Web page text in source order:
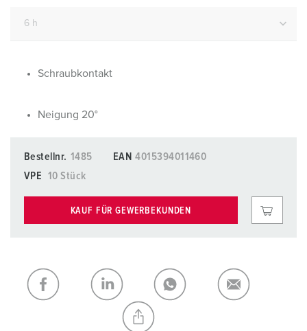
Schraubkontakt
Neigung 20°
Bestellnr. 1485 EAN 4015394011460
VPE
10 Stück
KAUF FÜR GEWERBEKUNDEN